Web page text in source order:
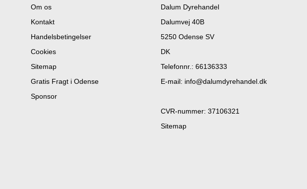
Om os
Kontakt
Handelsbetingelser
Cookies
Sitemap
Gratis Fragt i Odense
Sponsor
Dalum Dyrehandel
Dalumvej 40B
5250 Odense SV
DK
Telefonnr.: 66136333
E-mail: info@dalumdyrehandel.dk
CVR-nummer: 37106321
Sitemap